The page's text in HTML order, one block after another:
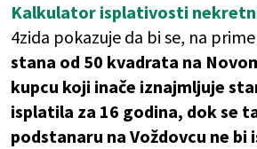
Kalkulator isplativosti
4zida pokazuje da bi se, na
stana od 50 kvadrata na
kupcu koji inače iznajmljuje
isplatila za 16 godina, dok se
podstanaru na Voždovcu ne bi